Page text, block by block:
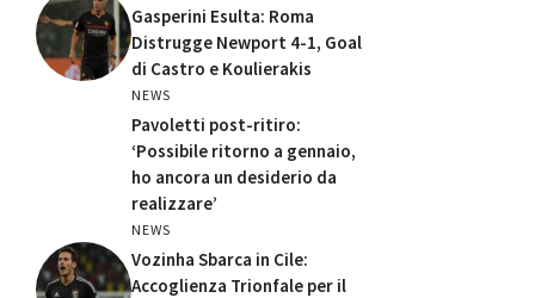
Gasperini Esulta: Roma
Distrugge Newport 4-1, Goal
di Castro e Koulierakis
NEWS
Pavoletti post-ritiro:
‘Possibile ritorno a gennaio,
ho ancora un desiderio da
realizzare’
NEWS
Vozinha Sbarca in Cile:
Accoglienza Trionfale per il